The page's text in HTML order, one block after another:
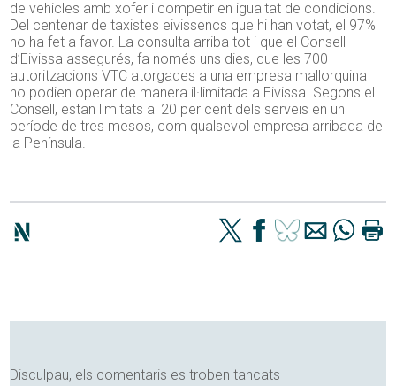
de vehicles amb xofer i competir en igualtat de condicions.
Del centenar de taxistes eivissencs que hi han votat, el 97%
ho ha fet a favor. La consulta arriba tot i que el Consell
d’Eivissa assegurés, fa només uns dies, que les 700
autoritzacions VTC atorgades a una empresa mallorquina
no podien operar de manera il·limitada a Eivissa. Segons el
Consell, estan limitats al 20 per cent dels serveis en un
període de tres mesos, com qualsevol empresa arribada de
la Península.
Disculpau, els comentaris es troben tancats